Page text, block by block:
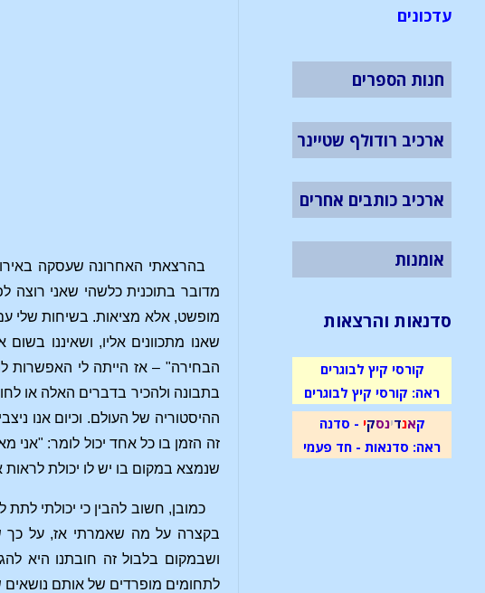
בהרצאתי האחרונה שעסקה
מדובר בתוכנית כלשהי שאני רוצה
מופשט, אלא מציאות. בשיחות שלי
שאנו מתכוונים אליו, ושאיננו
הבחירה" – אז הייתה לי האפשרות
בתבונה ולהכיר בדברים האלה או
ההיסטוריה של העולם. וכיום אנו
זה הזמן בו כל אחד יכול לומר:
שנמצא במקום בו יש לו יכולת
כמובן, חשוב להבין כי יכולתי
בקצרה על מה שאמרתי אז, על כך
ושבמקום בלבול זה חובתנו היא
לתחומים מופרדים של אותם נושאים
עדכונים
חנות הספרים
ארכיב רודולף שטיינר
ארכיב כותבים אחרים
אומנות
סדנאות והרצאות
קורסי קיץ לבוגרים
ראה: קורסי קיץ לבוגרים
קאנדינסקי - סדנה
ראה: סדנאות - חד פעמי